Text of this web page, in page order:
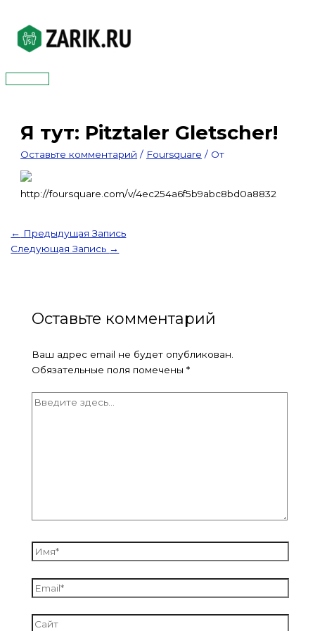
содержимому
Главное
Я тут: Pitztaler Gletscher!
Оставьте комментарий / Foursquare / От
http://foursquare.com/v/4ec254a6f5b9abc8bd0a8832
← Предыдущая Запись
Следующая Запись →
Оставьте комментарий
Ваш адрес email не будет опубликован.
Обязательные поля помечены *
Введите
Имя*
Email*
Сайт